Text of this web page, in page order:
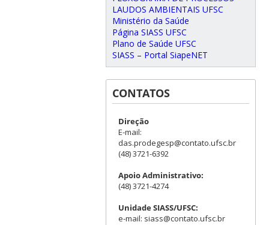
LAUDOS AMBIENTAIS UFSC
Ministério da Saúde
Página SIASS UFSC
Plano de Saúde UFSC
SIASS – Portal SiapeNET
CONTATOS
Direção
E-mail:
das.prodegesp@contato.ufsc.br
(48) 3721-6392
Apoio Administrativo:
(48) 3721-4274
Unidade SIASS/UFSC:
e-mail: siass@contato.ufsc.br